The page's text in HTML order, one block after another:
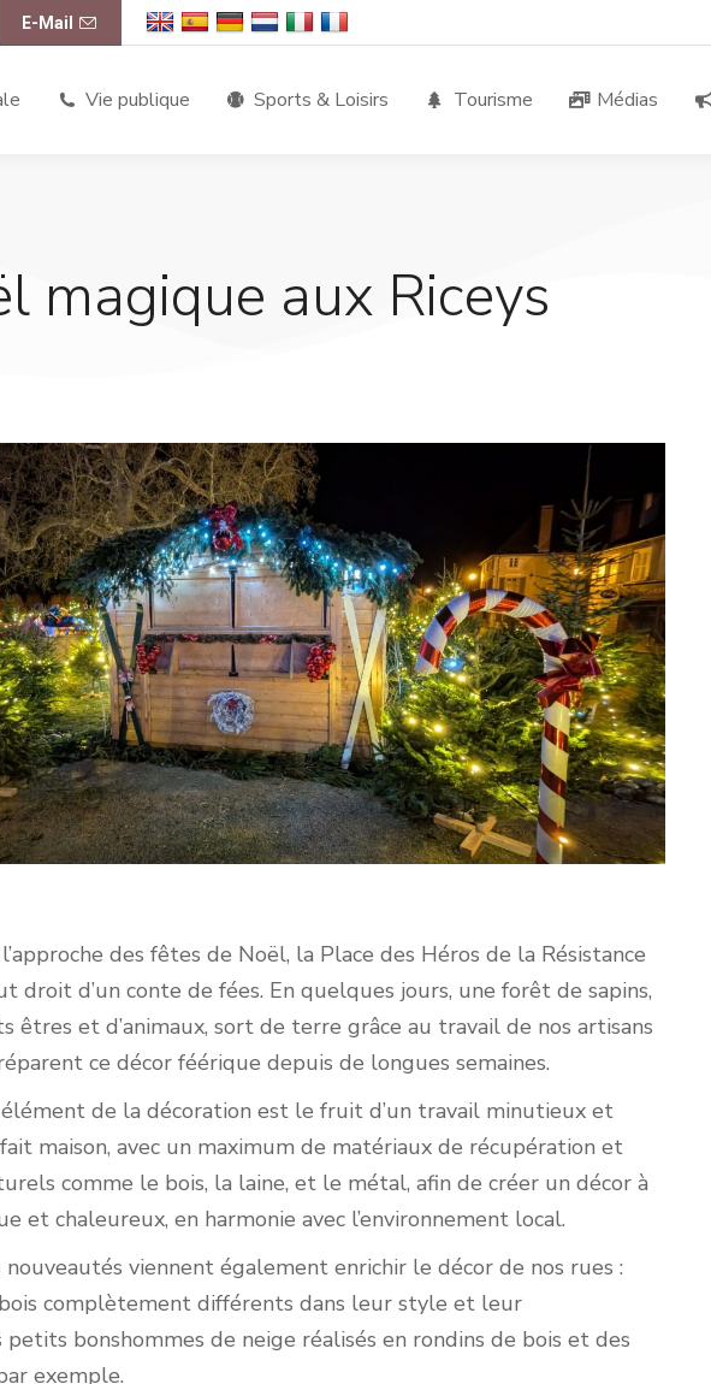
E-Mail
Vie publique Sports & Loisirs Tourisme Médias
magique aux Riceys
des fêtes de Noël, la Place des Héros de la Résistance
droit d’un conte de fées. En quelques jours, une forêt de sapins,
êtres et d’animaux, sort de terre grâce au travail de nos artisans
ce décor féérique depuis de longues semaines.
de la décoration est le fruit d’un travail minutieux et
maison, avec un maximum de matériaux de récupération et
comme le bois, la laine, et le métal, afin de créer un décor à
et chaleureux, en harmonie avec l’environnement local.
nouveautés viennent également enrichir le décor de nos rues :
complètement différents dans leur style et leur
petits bonshommes de neige réalisés en rondins de bois et des
exemple.